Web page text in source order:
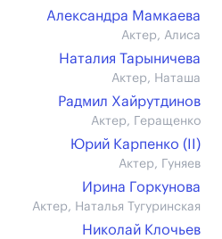
Александра Мамкаева
Актер, Алиса
Наталия Тарыничева
Актер, Наташа
Радмил Хайрутдинов
Актер, Геращенко
Юрий Карпенко (II)
Актер, Гуняев
Ирина Горкунова
Актер, Наталья Тугуринская
Николай Клочьев